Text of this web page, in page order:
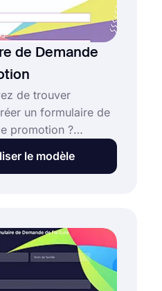
de Demande
de trouver
un formulaire de
promotion ?
aidera à créer
de demande de
le bouton "Utiliser le
!
le modèle